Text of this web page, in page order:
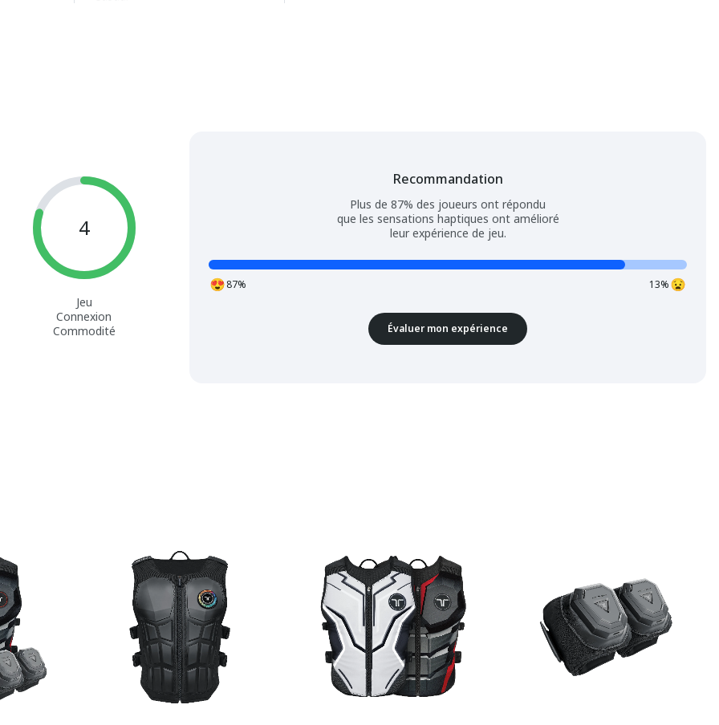
4
Jeu
Connexion
Commodité
Recommandation
Plus de 87% des joueurs ont répondu
que les sensations haptiques ont amélioré
leur expérience de jeu.
87% 13%
Évaluer mon expérience